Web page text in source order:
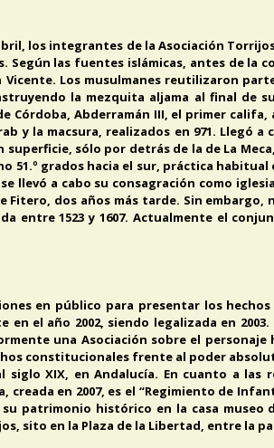
los integrantes de la Asociación
las fuentes islámicas, antes de la
Vicente. Los musulmanes reutilizaron
la mezquita aljama al final de su
Abderramán III, el primer califa,
y la macsura, realizados en 971. Llegó a
sólo por detrás de la de La
51.º grados hacia el sur, práctica
llevó a cabo su consagración como
dos años más tarde. Sin embargo,
entre 1523 y 1607. Actualmente el
en público para presentar los
el año 2002, siendo legalizada en
una Asociación sobre el personaje
constitucionales frente al poder
XIX, en Andalucía. En cuanto a las
en 2007, es el “Regimiento de
patrimonio histórico en la casa museo
sito en la Plaza de la Libertad, entre la